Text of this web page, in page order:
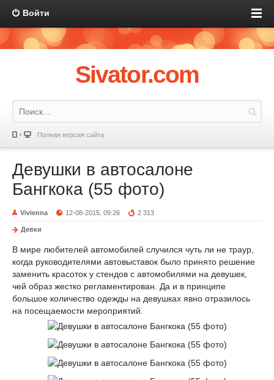
Войти
Sivator.com
Полная версия сайта
Девушки в автосалоне
Бангкока (55 фото)
Vivienna 12-08-2015, 09:26 2 313
Девки
В мире любителей автомобилей случился чуть ли не траур,
когда руководителями автовыставок было принято решение
заменить красоток у стендов с автомобилями на девушек,
чей образ жестко регламентирован. Да и в принципе
большое количество одежды на девушках явно отразилось
на посещаемости мероприятий.